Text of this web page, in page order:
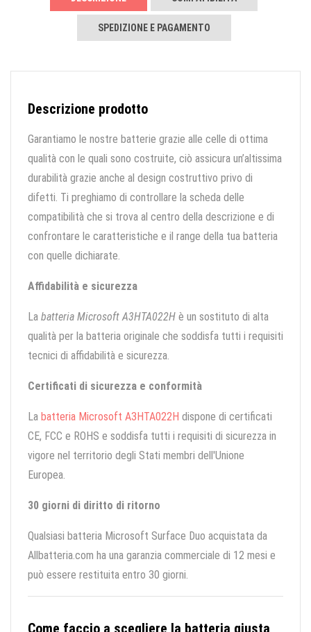
SPEDIZIONE E PAGAMENTO
Descrizione prodotto
Garantiamo le nostre batterie grazie alle celle di ottima
qualità con le quali sono costruite, ciò assicura un’altissima
durabilità grazie anche al design costruttivo privo di
difetti. Ti preghiamo di controllare la scheda delle
compatibilità che si trova al centro della descrizione e di
confrontare le caratteristiche e il range della tua batteria
con quelle dichiarate.
Affidabilità e sicurezza
La batteria Microsoft A3HTA022H è un sostituto di alta
qualità per la batteria originale che soddisfa tutti i requisiti
tecnici di affidabilità e sicurezza.
Certificati di sicurezza e conformità
La batteria Microsoft A3HTA022H dispone di certificati
CE, FCC e ROHS e soddisfa tutti i requisiti di sicurezza in
vigore nel territorio degli Stati membri dell'Unione
Europea.
30 giorni di diritto di ritorno
Qualsiasi batteria Microsoft Surface Duo acquistata da
Allbatteria.com ha una garanzia commerciale di 12 mesi e
può essere restituita entro 30 giorni.